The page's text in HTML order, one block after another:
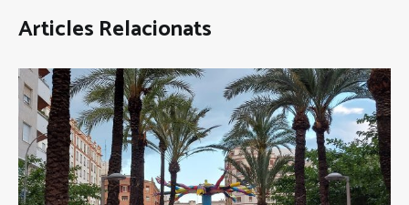
Articles Relacionats